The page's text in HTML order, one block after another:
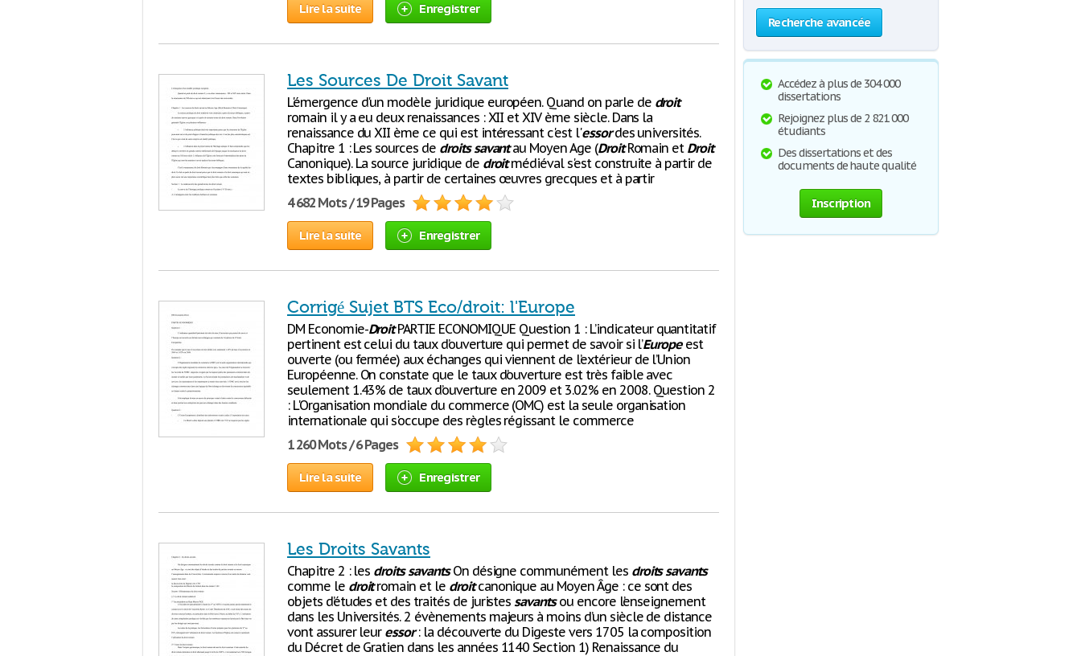
Lire la suite Enregistrer
Les Sources De Droit Savant
L'émergence d'un modèle juridique européen. Quand on parle de droit
romain il y a eu deux renaissances : XII et XIV ème siècle. Dans la
renaissance du XII ème ce qui est intéressant c'est l'essordes universités.
Chapitre 1 : Les sources de droits savantau Moyen Age (DroitRomain et Droit
Canonique). La source juridique de droitmédiéval s'est construite à partir de
textes bibliques, à partir de certaines œuvres grecques et à partir
4 682 Mots / 19 Pages
Lire la suite Enregistrer
Corrigé Sujet BTS Eco/droit: l'Europe
DM Economie-DroitPARTIE ECONOMIQUE Question 1 : L’indicateur quantitatif
pertinent est celui du taux d’ouverture qui permet de savoir si l’Europeest
ouverte (ou fermée) aux échanges qui viennent de l’extérieur de l’Union
Européenne. On constate que le taux d’ouverture est très faible avec
seulement 1.43% de taux d’ouverture en 2009 et 3.02% en 2008. Question 2
: L'Organisation mondiale du commerce (OMC) est la seule organisation
internationale qui s'occupe des règles régissant le commerce
1 260 Mots / 6 Pages
Lire la suite Enregistrer
Les Droits Savants
Chapitre 2 : les droitssavantsOn désigne communément les droitssavants
comme le droitromain et le droitcanonique au Moyen Âge : ce sont des
objets d’études et des traités de juristessavantsou encore l’enseignement
dans les Universités. 2 évènements majeurs à moins d’un siècle de distance
vont assurer leur essor: la découverte du Digeste vers 1705 la composition
du Décret de Gratien dans les années 1140 Section 1) Renaissance du
Recherche avancée
Accédez à plus de 304 000
dissertations
Rejoignez plus de 2 821 000
étudiants
Des dissertations et des
documents de haute qualité
Inscription